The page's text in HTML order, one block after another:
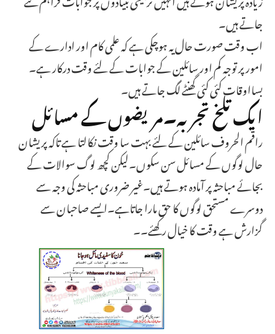
جاتے ہیں۔
اب وقت صورت حال یہ ہوچکی ہے کہ علمی کام اور ادارے کے
امور پر توجہ کم اور سائلین کے جوابات کے لئے وقت درکار ہے۔
بسااوقات کئی کئی گھنٹے لگ جاتے ہیں۔
ایک تلخ تجربہ۔مریضوں کے مسائل
راقم الحروف سائلین کے لئے بہت سا وقت نکالتا ہے تاکہ پریشان
حال لوگوں کے مسائل سن سکوں۔لیکن کچھ لوگ سوالات کے
بجائے مباحثہ پر آمادہ ہوتے ہیں۔غیر ضروری مباحثہ کی وجہ سے
دوسرے مستحق لوگوں کا حق مارا جاتاہے۔ایسے صاحبان سے
گزارش ہے وقت کا خیال رکھئے۔۔